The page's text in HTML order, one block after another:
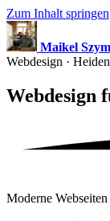
Zum Inhalt springen
Maikel
Webdesign ·
Webdesign
Moderne